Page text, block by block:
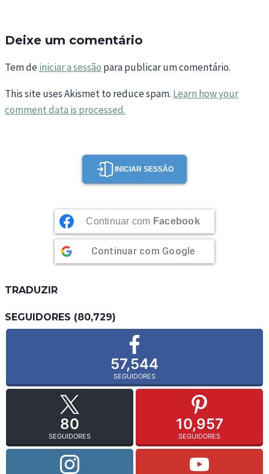
Deixe um comentário
Tem deiniciar a sessão para publicar um comentário.
This site uses Akismet to reduce spam. Learn how your
comment data is processed.
INICIAR SESSÃO
Continuar com Facebook
Continuar com Google
TRADUZIR
SEGUIDORES (80,729)
57,544
SEGUIDORES
80
SEGUIDORES
10,957
SEGUIDORES